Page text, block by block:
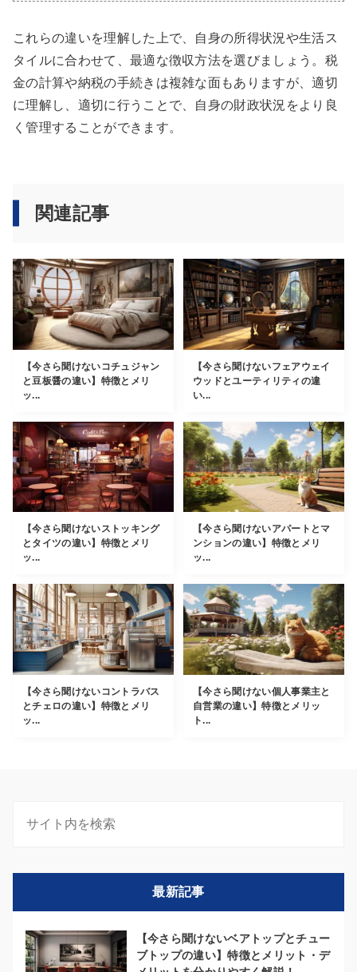
これらの違いを理解した上で、自身の所得状況や生活ス
タイルに合わせて、最適な徴収方法を選びましょう。税
金の計算や納税の手続きは複雑な面もありますが、適切
に理解し、適切に行うことで、自身の財政状況をより良
く管理することができます。
関連記事
【今さら聞けないコチュジャン
と豆板醤の違い】特徴とメリ
ッ...
【今さら聞けないフェアウェイ
ウッドとユーティリティの違
い...
【今さら聞けないストッキング
とタイツの違い】特徴とメリ
ッ...
【今さら聞けないアパートとマ
ンションの違い】特徴とメリ
ッ...
【今さら聞けないコントラバス
とチェロの違い】特徴とメリ
ッ...
【今さら聞けない個人事業主と
自営業の違い】特徴とメリッ
ト...
最新記事
【今さら聞けないベアトップとチュー
ブトップの違い】特徴とメリット・デ